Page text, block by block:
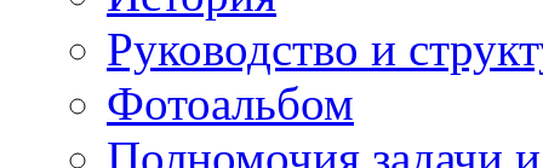
Руководство и
Фотоальбом
Полномочия задачи